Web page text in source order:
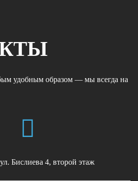
удобным образом — мы всегда на
Бислиева 4, второй этаж